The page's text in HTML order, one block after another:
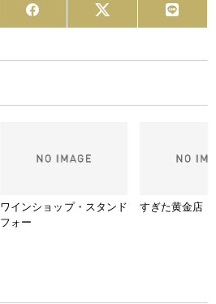
ワインショップ・スタンド
フォー
すぎた黄金店